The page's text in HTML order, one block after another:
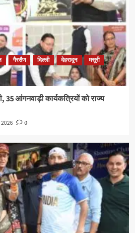
गैरसैण दिल्ली देहरादून
मसूरी
35 आंगनवाड़ी कार्यकत्रियों को राज्य
0